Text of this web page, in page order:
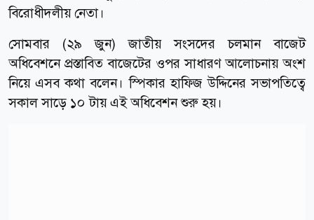
বিরোধীদলীয় নেতা।
সোমবার (২৯ জুন) জাতীয় সংসদের চলমান বাজেট
অধিবেশনে প্রস্তাবিত বাজেটের ওপর সাধারণ আলোচনায় অংশ
নিয়ে এসব কথা বলেন। স্পিকার হাফিজ উদ্দিনের সভাপতিত্বে
সকাল সাড়ে ১০ টায় এই অধিবেশন শুরু হয়।